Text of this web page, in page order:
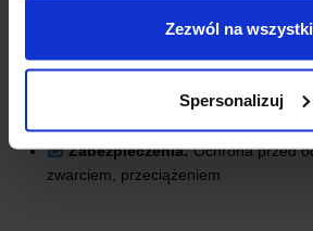
Zezwól na
Spersonalizuj
24 V – 32 V wejścia: 5,2 V / 5 A (25
Port USB:5,2 V / 5 A
Zabezpieczenia:Ochrona przed
zwarciem, przeciążeniem